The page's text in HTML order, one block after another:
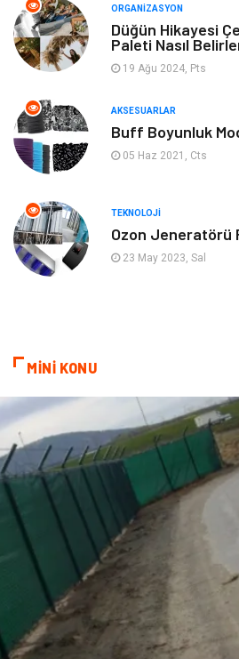
Gençlik & Eğlence
Aksesuarlar
Mobilya
Gayrimenkul
Ev İşleri
Astroloji
Cam
Kına Gecesi
Sigorta
kadınlar ve takı
Spor Malzemeleri
ORGANIZASYON
Düğün Hikayesi
Paleti Nasıl
19 Ağu 2024, Pts
AKSESUARLAR
Buff Boyunluk
05 Haz 2021, Cts
TEKNOLOJI
Ozon Jeneratörü
23 May 2023, Sal
MİNİ KONU